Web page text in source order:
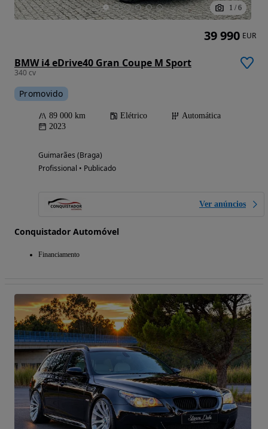
1 / 6
BMW i4 eDrive40 Gran Coupe M Sport
340 cv
Promovido
89 000 km Elétrico
Automática
2023
Guimarães (Braga)
Profissional • Publicado
Ver anúncios
Conquistador Automóvel
Financiamento
39 990 EUR